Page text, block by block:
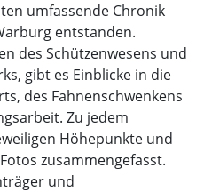
umfassende Chronik
entstanden.
des Schützenwesens und
gibt es Einblicke in die
des Fahnenschwenkens
Zu jedem
Höhepunkte und
zusammengefasst.
und